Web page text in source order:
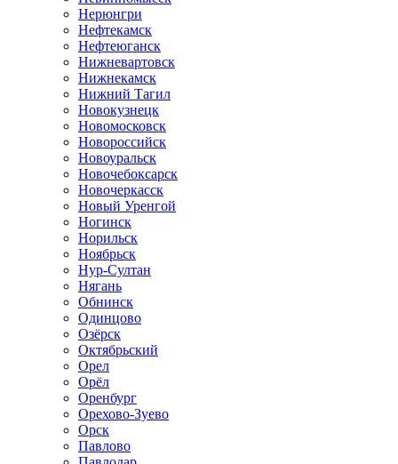
Нерюнгри
Нефтекамск
Нефтеюганск
Нижневартовск
Нижнекамск
Нижний Тагил
Новокузнецк
Новомосковск
Новороссийск
Новоуральск
Новочебоксарск
Новочеркасск
Новый Уренгой
Ногинск
Норильск
Ноябрьск
Нур-Султан
Нягань
Обнинск
Одинцово
Озёрск
Октябрьский
Орел
Орёл
Оренбург
Орехово-Зуево
Орск
Павлово